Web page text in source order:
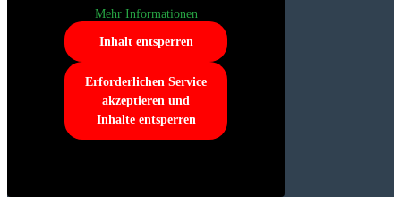
Mehr Informationen
Inhalt entsperren
Erforderlichen Service
akzeptieren und
Inhalte entsperren